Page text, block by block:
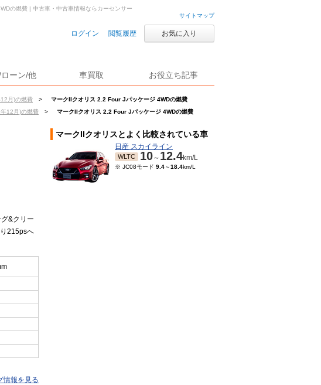
サイトマップ
ログイン 閲覧履歴 お気に入り
ーン/他 車買取 お役立ち記事
月)の燃費 >
マークIIクオリス 2.2 Four Jパッケージ 4WDの燃費
12月)の燃費 > マークIIクオリス 2.2 Four Jパッケージ 4WDの燃費
の燃費 | 中古車・中古車情報ならカーセンサー
&クリー
215psへ
情報を見る
マークIIクオリスとよく比較されている車
日産 スカイライン
WLTC 10～ 12.4km/L
※ JC08モード 9.4～18.4km/L